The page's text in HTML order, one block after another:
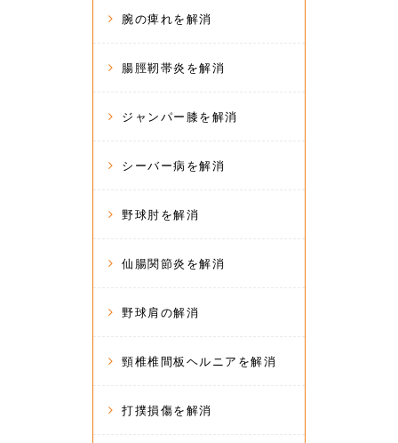
腕の痺れを解消
腸脛靭帯炎を解消
ジャンパー膝を解消
シーバー病を解消
野球肘を解消
仙腸関節炎を解消
野球肩の解消
頸椎椎間板ヘルニアを解消
打撲損傷を解消